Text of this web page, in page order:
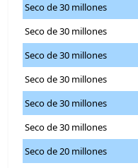
Seco de 30 millones
Seco de 30 millones
Seco de 30 millones
Seco de 30 millones
Seco de 30 millones
Seco de 30 millones
Seco de 20 millones